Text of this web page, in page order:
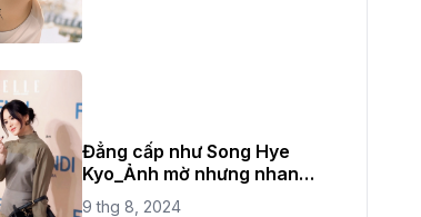
Đẳng cấp như Song Hye
Kyo_Ảnh mờ nhưng nhan
sắc không bao giờ mờ
9 thg 8, 2024